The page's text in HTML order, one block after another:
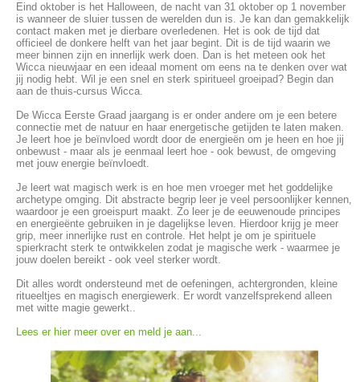
Eind oktober is het Halloween, de nacht van 31 oktober op 1 november
is wanneer de sluier tussen de werelden dun is. Je kan dan gemakkelijk
contact maken met je dierbare overledenen. Het is ook de tijd dat
officieel de donkere helft van het jaar begint. Dit is de tijd waarin we
meer binnen zijn en innerlijk werk doen. Dan is het meteen ook het
Wicca nieuwjaar en een ideaal moment om eens na te denken over wat
jij nodig hebt. Wil je een snel en sterk spiritueel groeipad? Begin dan
aan de thuis-cursus Wicca.
De Wicca Eerste Graad jaargang is er onder andere om je een betere
connectie met de natuur en haar energetische getijden te laten maken.
Je leert hoe je beïnvloed wordt door de energieën om je heen en hoe jij
onbewust - maar als je eenmaal leert hoe - ook bewust, de omgeving
met jouw energie beïnvloedt.
Je leert wat magisch werk is en hoe men vroeger met het goddelijke
archetype omging. Dit abstracte begrip leer je veel persoonlijker kennen,
waardoor je een groeispurt maakt. Zo leer je de eeuwenoude principes
en energieënte gebruiken in je dagelijkse leven. Hierdoor krijg je meer
grip, meer innerlijke rust en controle. Het helpt je om je spirituele
spierkracht sterk te ontwikkelen zodat je magische werk - waarmee je
jouw doelen bereikt - ook veel sterker wordt.
Dit alles wordt ondersteund met de oefeningen, achtergronden, kleine
ritueeltjes en magisch energiewerk. Er wordt vanzelfsprekend alleen
met witte magie gewerkt..
Lees er hier meer over en meld je aan...